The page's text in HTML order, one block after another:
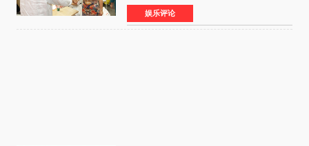
的精神文化需求日益凸显。2024年1月，国务院办
公厅印发《关于发展银发经济增进老年人福祉的
意见》——这是
娱乐评论